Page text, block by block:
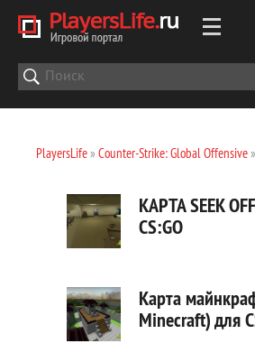
PlayersLife» Counter-Strike: Global Offensive
КАРТА SEEK
CS:GO
Карта
Minecraft) для